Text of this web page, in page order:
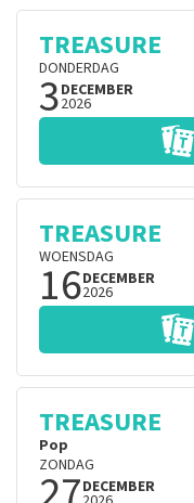
TREASURE
DONDERDAG
3DECEMBER
2026
TREASURE
WOENSDAG
16DECEMBER
2026
TREASURE
Pop
ZONDAG
DECEMBER